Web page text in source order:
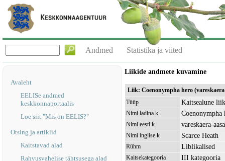
Andmed Statistika ja viited
Avaleht
EELISe andmed
keskkonnaportaalis
Loe siit "Mis on EELIS?"
Otsing ja artiklid
Kaitstavad alad
Rahvusvahelise tähtsusega alad
Liikide andmete kuvamine
Liik: Coenonympha hero
Tüüp
Kaitsealune liik
Nimi ladina k Coenonympha
Nimi eesti k vareskaera-
Nimi inglise k Scarce Heath
Rühm Liblikalised
Kaitsekategooria III kategooria